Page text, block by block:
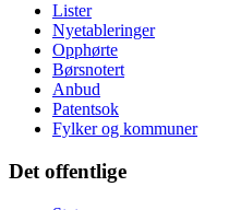
Lister
Nyetableringer
Opphørte
Børsnotert
Anbud
Patentsok
Fylker og kommuner
Det offentlige